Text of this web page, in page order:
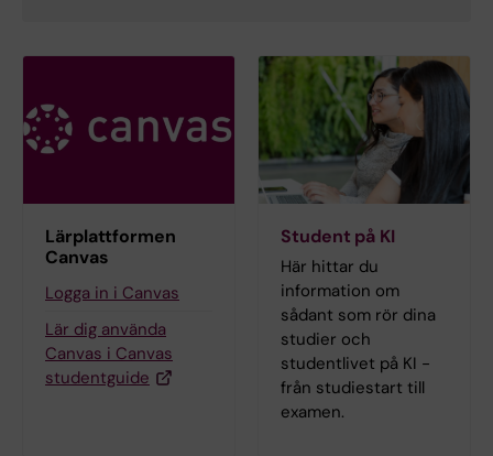
Lärplattformen
Canvas
Logga in i Canvas
Lär dig använda
Canvas i Canvas
studentguide
Student på KI
Här hittar du
information om
sådant som rör dina
studier och
studentlivet på KI -
från studiestart till
examen.